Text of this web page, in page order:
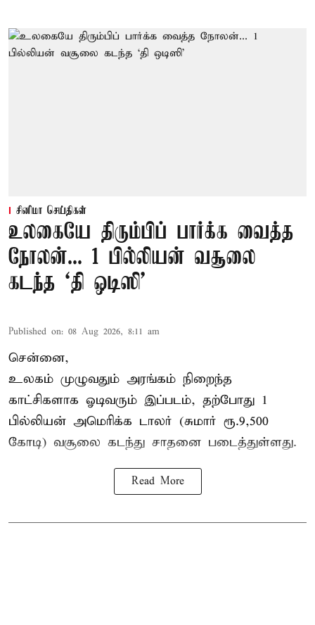
சினிமா செய்திகள்
உலகையே திரும்பிப் பார்க்க வைத்த
நோலன்... 1 பில்லியன் வசூலை
கடந்த ‘தி ஒடிஸி’
Published on: 08 Aug 2026, 8:11 am
சென்னை,
உலகம் முழுவதும் அரங்கம் நிறைந்த
காட்சிகளாக ஓடிவரும் இப்படம், தற்போது 1
பில்லியன் அமெரிக்க டாலர் (சுமார் ரூ.9,500
கோடி) வசூலை கடந்து சாதனை படைத்துள்ளது.
Read More